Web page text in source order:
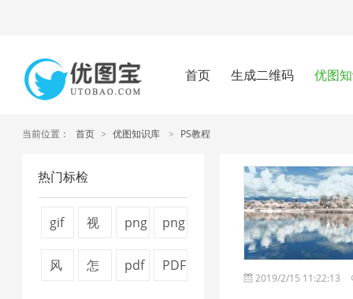
首页 生成二维码 优图
当前位置： 首页 > 优图知识库 > PS教程
热门标检
gif
视
png
png
风
怎
pdf
PDF
2019/2/15 11:22:13